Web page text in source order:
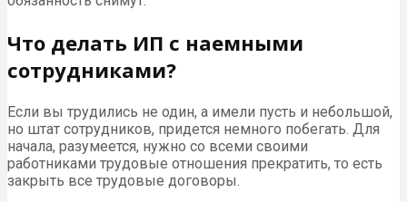
Что делать ИП с наемными
сотрудниками?
Если вы трудились не один, а имели пусть и небольшой,
но штат сотрудников, придется немного побегать. Для
начала, разумеется, нужно со всеми своими
работниками трудовые отношения прекратить, то есть
закрыть все трудовые договоры.